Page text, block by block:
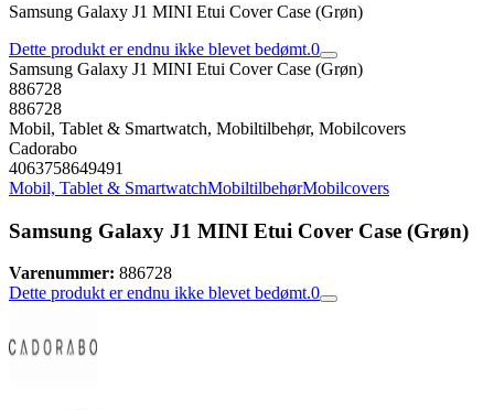
Samsung Galaxy J1 MINI Etui Cover Case (Grøn)
Dette produkt er endnu ikke blevet bedømt.0
Samsung Galaxy J1 MINI Etui Cover Case (Grøn)
886728
886728
Mobil, Tablet & Smartwatch, Mobiltilbehør, Mobilcovers
Cadorabo
4063758649491
Mobil, Tablet & SmartwatchMobiltilbehørMobilcovers
Samsung Galaxy J1 MINI Etui Cover Case (Grøn)
Varenummer: 886728
Dette produkt er endnu ikke blevet bedømt.0